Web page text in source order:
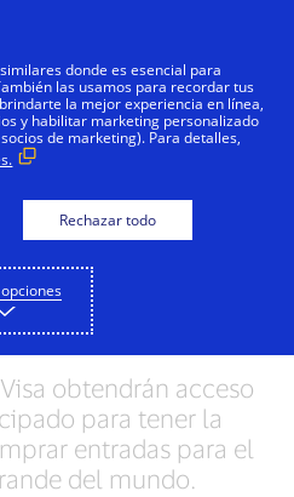
de
la primera
de
obtener
la Copa
la FIFA 26™
obtendrán acceso
para tener la
entradas para el
del mundo.
donde es esencial para
las usamos para recordar tus
la mejor experiencia en línea,
y habilitar marketing personalizado
de marketing). Para detalles,
Rechazar todo